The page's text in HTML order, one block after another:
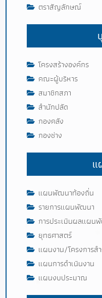
ตราสัญลักษณ์
โครงสร้างองค์กร
คณะผู้บริหาร
สมาชิกสภา
สำนักปลัด
กองคลัง
กองช่าง
แ
แผนพัฒนาท้องถิ่น
รายการแผนพัฒนา
การประเมินผลแผน
ยุทธศาสตร์
แผนงาน/โครงการ
แผนการดำเนินงาน
แผนงบประมาณ